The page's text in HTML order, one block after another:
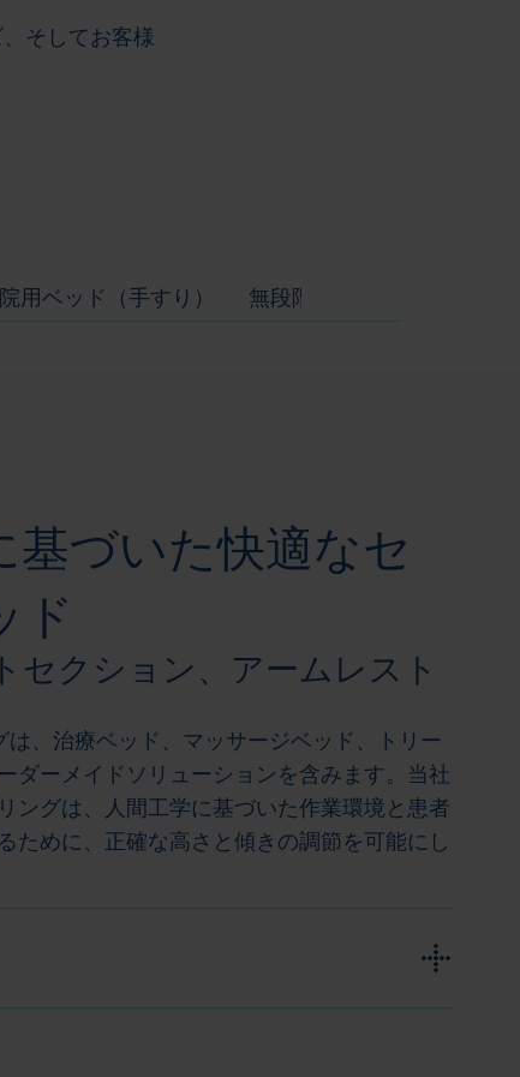
そしてお客様
用ベッド（手すり） 無段階調節可能な手術台
基づいた快適なセ
ド
セクション、アームレスト
は、治療ベッド、マッサージベッド、トリー
ダーメイドソリューションを含みます。当社
ングは、人間工学に基づいた作業環境と患者
ために、正確な高さと傾きの調節を可能にし